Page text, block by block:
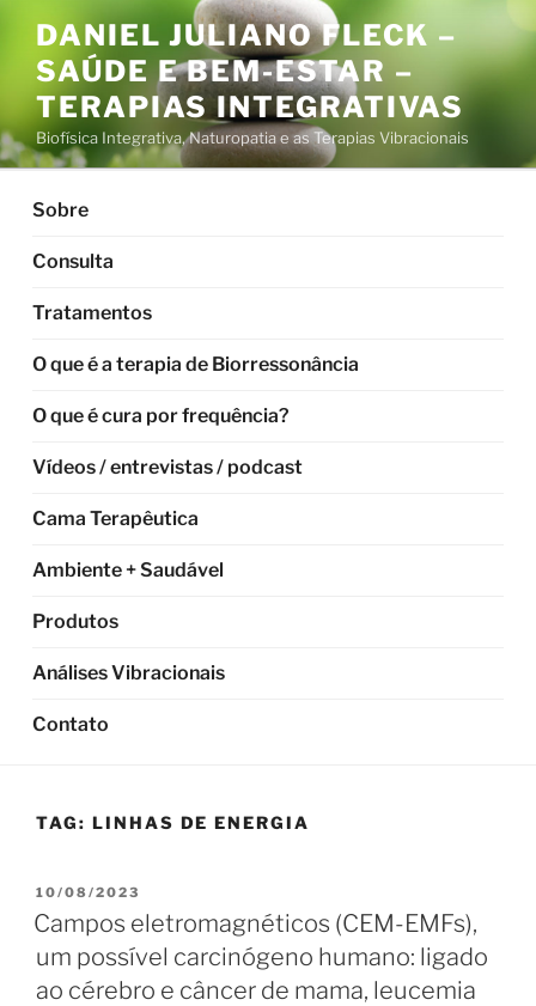
conteúdo
DANIEL JULIANO FLECK –
SAÚDE E BEM-ESTAR –
TERAPIAS INTEGRATIVAS
Biofísica Integrativa, Naturopatia e as Terapias Vibracionais
Sobre
Consulta
Tratamentos
O que é a terapia de Biorressonância
O que é cura por frequência?
Vídeos / entrevistas / podcast
Cama Terapêutica
Ambiente + Saudável
Produtos
Análises Vibracionais
Contato
TAG: LINHAS DE ENERGIA
PUBLICADO
EM
10/08/2023
Campos eletromagnéticos (CEM-EMFs),
um possível carcinógeno humano: ligado
ao cérebro e câncer de mama, leucemia